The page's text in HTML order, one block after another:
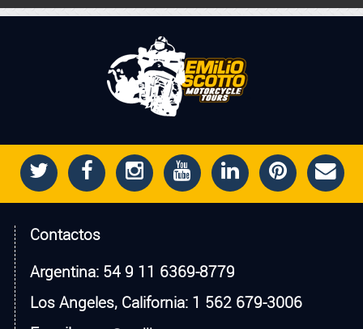
Contactos
Argentina: 54 9 11 6369-8779
Los Angeles, California: 1 562 679-3006